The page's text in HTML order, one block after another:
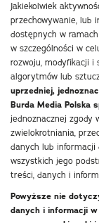
Jakiekolwiek
przechowywanie, lub
dostępnych w
w szczególności w
rozwoju, modyfikacji i
algorytmów lub
uprzedniej,
Burda Media Polska
jednoznacznej zgody
zwielokrotniania,
danych lub informacji
wszystkich jego
treści, danych i
Powyższe nie
danych i informacji